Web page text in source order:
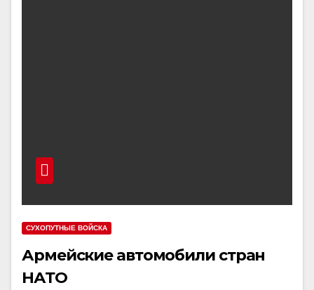
СУХОПУТНЫЕ ВОЙСКА
Армейские автомобили стран
НАТО